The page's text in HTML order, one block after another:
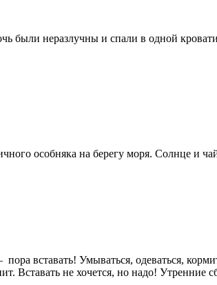
неразлучны и спали в одной
особняка на берегу моря. Солнце и
вставать! Умываться, одеваться,
Вставать не хочется, но надо! Утренние